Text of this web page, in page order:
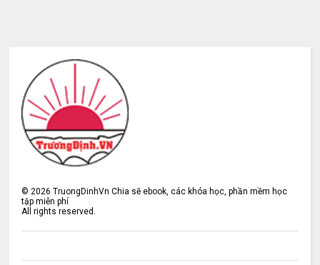
©2026 TruongDinhVn Chia sẽ ebook, các khóa học, phần mềm học
tập miễn phí
All rights reserved.